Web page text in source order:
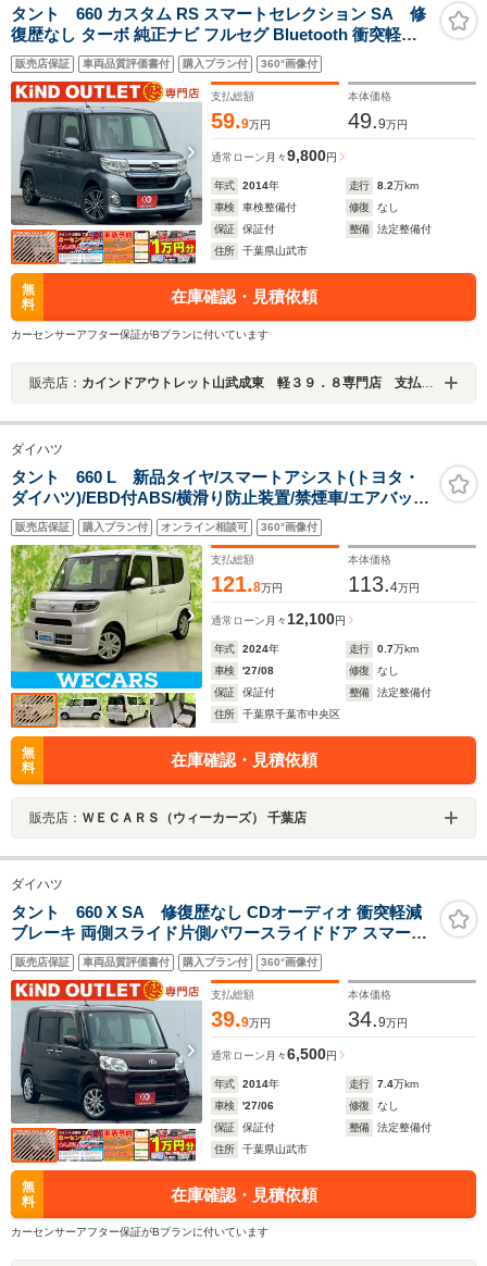
端子 LEDヘッドライ
ト 衝突被害軽減ブレ
ーキ フルセグ
能・キーレス
ー・アンチロ
テム
タント 660 カスタム RS スマートセレクション SA 修
復歴なし ターボ 純正ナビ フルセグ Bluetooth 衝突軽減
ブレーキ バックカメラ 両側パワースライドドア スマート
キー プッシュスタート LEDヘッドライト アイドリングス
トップ 整備保証付
販売店保証 車両品質評価書付 購入プラン付 360°画像付
支払総額
59.9万円
本体価格
49.9万円
通常ローン 月々9,800円
年式 2014年 走行 8.2万km
車検
車検整備付 修復
なし
保証
保証付 整備
法定整備付
住所
千葉県山武市
無
料
在庫確認・見積依頼
カーセンサーアフター保証がBプランに付いています
販売店： カインドアウトレット山武成東 軽３９．８専門店 支払総額表示 ワゴンＲ／ムーブ／タント／ルークス／Ｎ－ＢＯＸ
ダイハツ
タント 660 L 新品タイヤ/スマートアシスト(トヨタ・
ダイハツ)/EBD付ABS/横滑り防止装置/禁煙車/エアバッグ
運転席/エアバッグ 助手席/エアバッグ サイド/衝突安全ボ
ディ/パワーウインドウ
販売店保証 購入プラン付 オンライン相談可 360°画像付
支払総額
121.8万円
本体価格
113.4万円
通常ローン 月々 12,100円
年式 2024年 走行 0.7万km
車検
'27/08 修復
なし
保証
保証付 整備
法定整備付
住所
千葉県千葉市中央区
無
料
在庫確認・見積依頼
販売店： ＷＥＣＡＲＳ（ウィーカーズ） 千葉店
ダイハツ
タント 660 X SA 修復歴なし CDオーディオ 衝突軽減
ブレーキ 両側スライド片側パワースライドドア スマート
キー プッシュスタート アイドリングストップ オートエア
コン ドアバイザー プライバシーガラス 整備保証付
販売店保証 車両品質評価書付 購入プラン付 360°画像付
支払総額
39.9万円
本体価格
34.9万円
通常ローン 月々6,500円
年式 2014年 走行 7.4万km
車検
'27/06 修復
なし
保証
保証付 整備
法定整備付
住所
千葉県山武市
無
料
在庫確認・見積依頼
カーセンサーアフター保証がBプランに付いています